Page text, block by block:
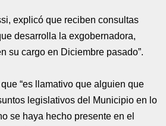
explicó que reciben consultas
desarrolla la exgobernadora,
su cargo en Diciembre pasado”.
“es llamativo que alguien que
legislativos del Municipio en lo
se haya hecho presente en el